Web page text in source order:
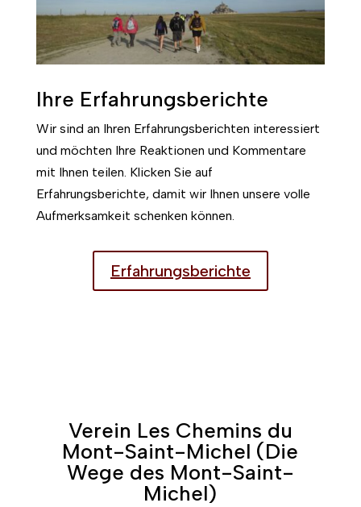
Ihre Erfahrungsberichte
Wir sind an Ihren Erfahrungsberichten interessiert
und möchten Ihre Reaktionen und Kommentare
mit Ihnen teilen. Klicken Sie auf
Erfahrungsberichte, damit wir Ihnen unsere volle
Aufmerksamkeit schenken können.
Erfahrungsberichte
Verein Les Chemins du
Mont-Saint-Michel (Die
Wege des Mont-Saint-
Michel)